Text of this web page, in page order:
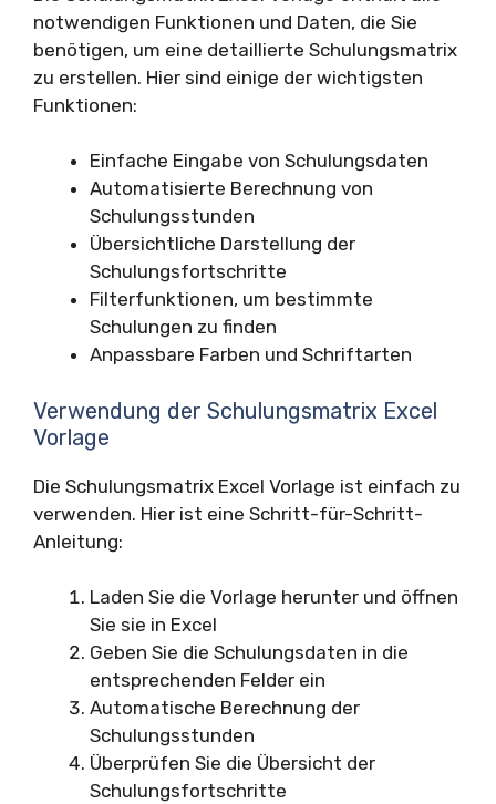
notwendigen Funktionen und Daten, die Sie
benötigen, um eine detaillierte Schulungsmatrix
zu erstellen. Hier sind einige der wichtigsten
Funktionen:
Einfache Eingabe von Schulungsdaten
Automatisierte Berechnung von
Schulungsstunden
Übersichtliche Darstellung der
Schulungsfortschritte
Filterfunktionen, um bestimmte
Schulungen zu finden
Anpassbare Farben und Schriftarten
Verwendung der Schulungsmatrix Excel
Vorlage
Die Schulungsmatrix Excel Vorlage ist einfach zu
verwenden. Hier ist eine Schritt-für-Schritt-
Anleitung:
Laden Sie die Vorlage herunter und öffnen
Sie sie in Excel
Geben Sie die Schulungsdaten in die
entsprechenden Felder ein
Automatische Berechnung der
Schulungsstunden
Überprüfen Sie die Übersicht der
Schulungsfortschritte